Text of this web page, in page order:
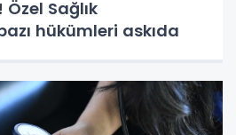
Sağlık
hükümleri askıda